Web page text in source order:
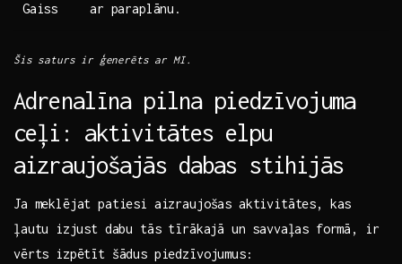
⁣Gaiss
ar paraplānu.
Šis‌ saturs ir ģenerēts ar MI.
Adrenalīna pilna piedzīvojuma
ceļi: aktivitātes ⁣elpu
‌aizraujošajās dabas stihijās
Ja meklējat patiesi​ aizraujošas aktivitātes,‍ kas
ļautu⁢ izjust dabu ​tās tīrākajā un savvaļas formā, ⁢ir
vērts izpētīt šādus piedzīvojumus: